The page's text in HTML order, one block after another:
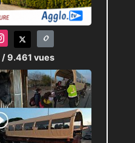
/ 9.461 vues